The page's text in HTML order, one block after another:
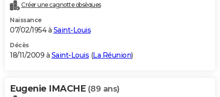
Créer une cagnotte obsèques
Naissance
07/02/1954 à Saint-Louis
Décès
18/11/2009 à Saint-Louis (La Réunion)
Eugenie IMACHE (89 ans)